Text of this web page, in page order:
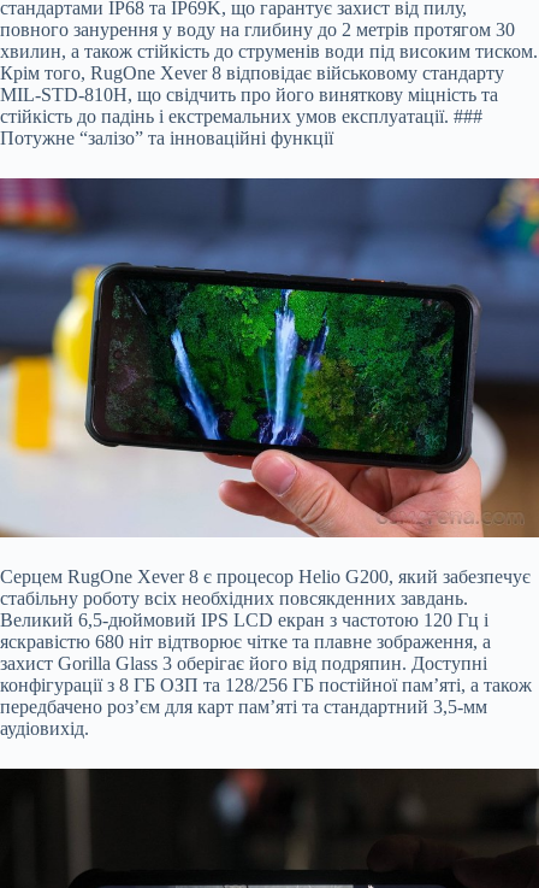
стандартами IP68 та IP69K, що гарантує захист від пилу,
повного занурення у воду на глибину до 2 метрів протягом 30
хвилин, а також стійкість до струменів води під високим тиском.
Крім того, RugOne Xever 8 відповідає військовому стандарту
MIL-STD-810H, що свідчить про його виняткову міцність та
стійкість до падінь і екстремальних умов експлуатації. ###
Потужне “залізо” та інноваційні функції
Серцем RugOne Xever 8 є процесор Helio G200, який забезпечує
стабільну роботу всіх необхідних повсякденних завдань.
Великий 6,5-дюймовий IPS LCD екран з частотою 120 Гц і
яскравістю 680 ніт відтворює чітке та плавне зображення, а
захист Gorilla Glass 3 оберігає його від подряпин. Доступні
конфігурації з 8 ГБ ОЗП та 128/256 ГБ постійної пам’яті, а також
передбачено роз’єм для карт пам’яті та стандартний 3,5-мм
аудіовихід.